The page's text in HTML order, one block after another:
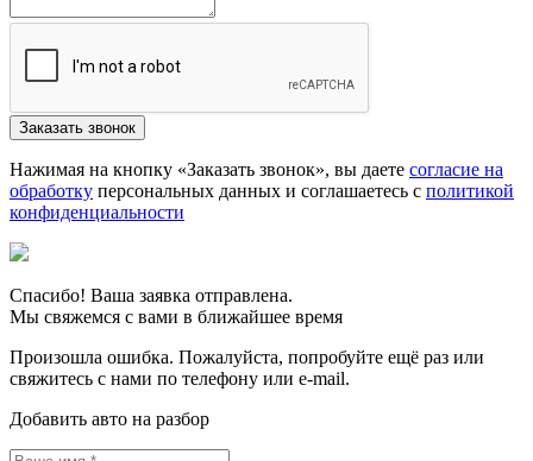
Нажимая на кнопку «Заказать звонок», вы даете согласие на
обработку персональных данных и соглашаетесь c политикой
конфиденциальности
Спасибо! Ваша заявка отправлена.
Мы свяжемся с вами в ближайшее время
Произошла ошибка. Пожалуйста, попробуйте ещё раз или
свяжитесь с нами по телефону или e-mail.
Добавить авто на разбор